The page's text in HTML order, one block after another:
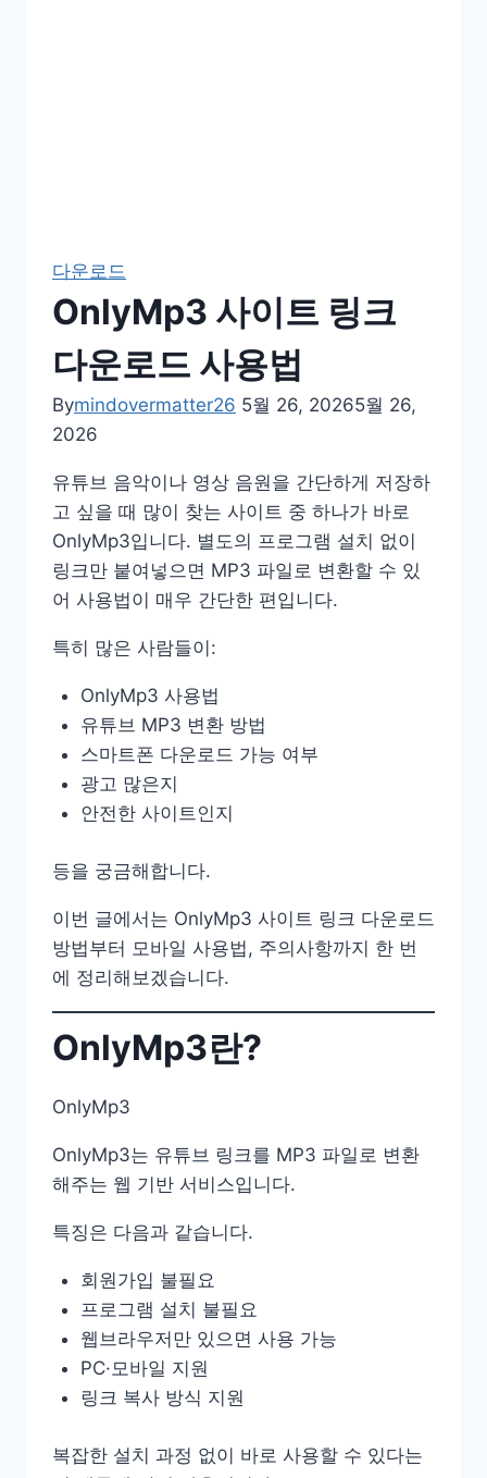
다운로드
OnlyMp3 사이트 링크
다운로드 사용법
Bymindovermatter26 5월 26, 20265월 26,
2026
유튜브 음악이나 영상 음원을 간단하게 저장하
고 싶을 때 많이 찾는 사이트 중 하나가 바로
OnlyMp3입니다. 별도의 프로그램 설치 없이
링크만 붙여넣으면 MP3 파일로 변환할 수 있
어 사용법이 매우 간단한 편입니다.
특히 많은 사람들이:
OnlyMp3 사용법
유튜브 MP3 변환 방법
스마트폰 다운로드 가능 여부
광고 많은지
안전한 사이트인지
등을 궁금해합니다.
이번 글에서는 OnlyMp3 사이트 링크 다운로드
방법부터 모바일 사용법, 주의사항까지 한 번
에 정리해보겠습니다.
OnlyMp3란?
OnlyMp3
OnlyMp3는 유튜브 링크를 MP3 파일로 변환
해주는 웹 기반 서비스입니다.
특징은 다음과 같습니다.
회원가입 불필요
프로그램 설치 불필요
웹브라우저만 있으면 사용 가능
PC·모바일 지원
링크 복사 방식 지원
복잡한 설치 과정 없이 바로 사용할 수 있다는